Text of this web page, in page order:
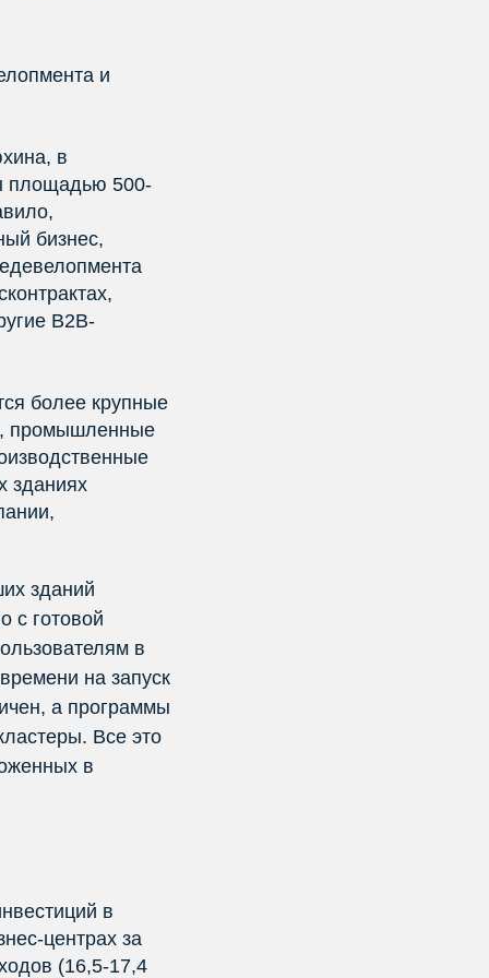
и
в
площадью 500-
бизнес,
B2B-
более крупные
промышленные
зданиях
зданий
с готовой
в
на запуск
а программы
Все это
в
в
центрах за
(16,5-17,4